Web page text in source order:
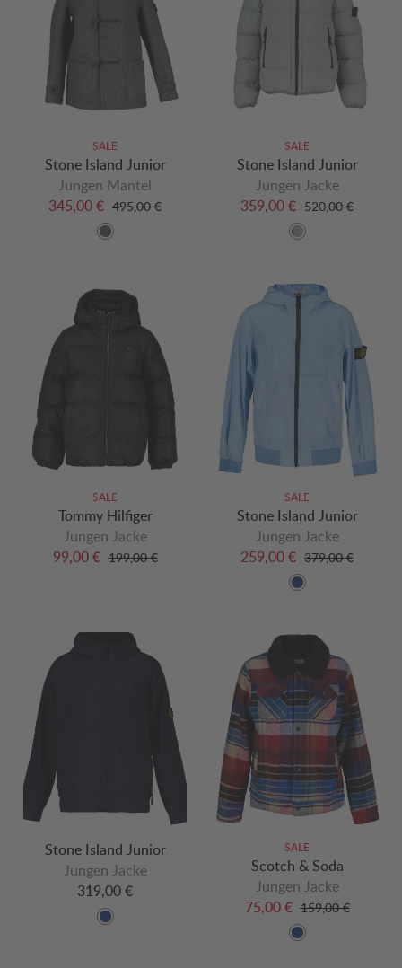
SALE
Stone Island Junior
Jungen Mantel
345,00 € 495,00 €
SALE
Stone Island Junior
Jungen Jacke
359,00 € 520,00 €
SALE
Tommy Hilfiger
Jungen Jacke
99,00 € 199,00 €
SALE
Stone Island Junior
Jungen Jacke
259,00 € 379,00 €
Stone Island Junior
Jungen Jacke
319,00 €
SALE
Scotch & Soda
Jungen Jacke
75,00 € 159,00 €